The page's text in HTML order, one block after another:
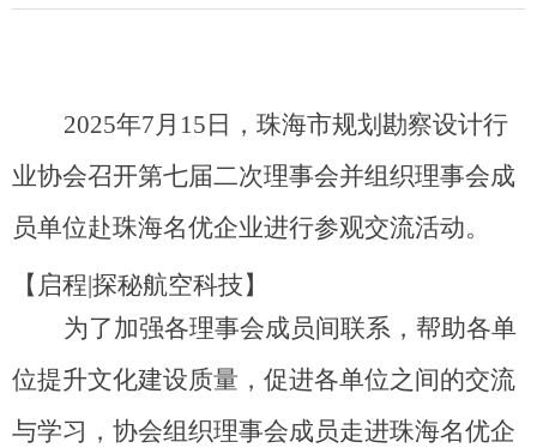
2025年7月15日，珠海市规划勘察设计行
业协会召开第七届二次理事会并组织理事会成
员单位赴珠海名优企业进行参观交流活动。
【 启程|探秘航空科技 】
为了加强各理事会成员间联系，帮助各单
位提升文化建设质量，促进各单位之间的交流
与学习，协会组织理事会成员走进珠海名优企